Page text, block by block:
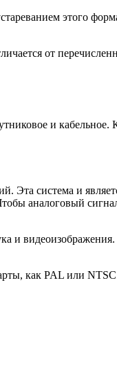
этого
от
и
Эта система и
аналоговый
и
как PAL или